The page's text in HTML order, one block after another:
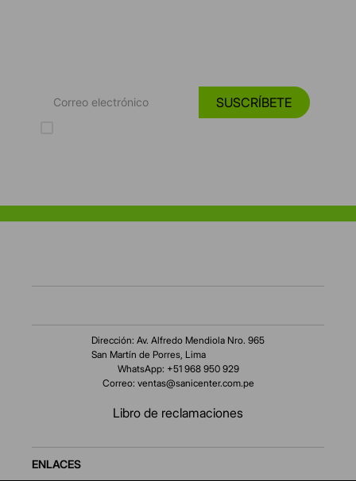
SUSCRÍBETE
Dirección: Av. Alfredo Mendiola Nro. 965
San Martín de Porres, Lima
WhatsApp: +51 968 950 929
Correo: ventas@sanicenter.com.pe
Libro de reclamaciones
ENLACES